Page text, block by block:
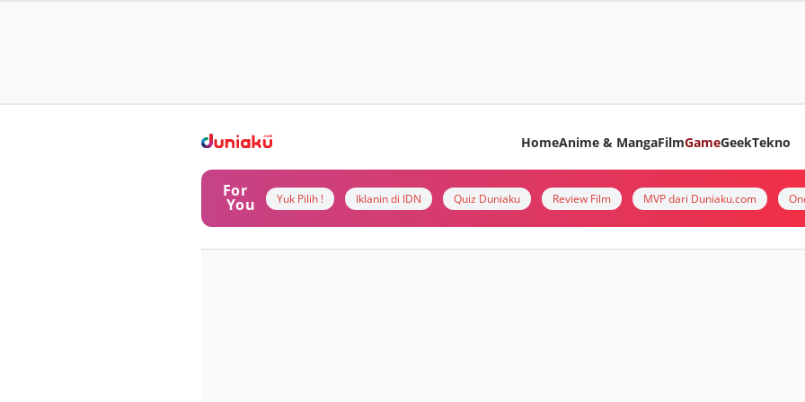
HomeAnime & MangaFilmGameGeekTekno
For
You Yuk Pilih ! Iklanin di IDN Quiz Duniaku Review Film MVP dari Duniaku.com